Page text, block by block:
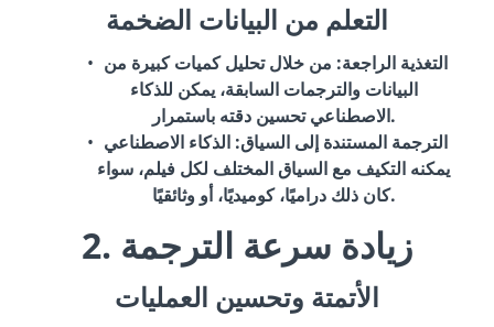
التعلم من البيانات الضخمة
التغذية الراجعة: من خلال تحليل كميات كبيرة من
البيانات والترجمات السابقة، يمكن للذكاء
الاصطناعي تحسين دقته باستمرار.
الترجمة المستندة إلى السياق: الذكاء الاصطناعي
يمكنه التكيف مع السياق المختلف لكل فيلم، سواء
كان ذلك دراميًا، كوميديًا، أو وثائقيًا.
2. زيادة سرعة الترجمة
الأتمتة وتحسين العمليات